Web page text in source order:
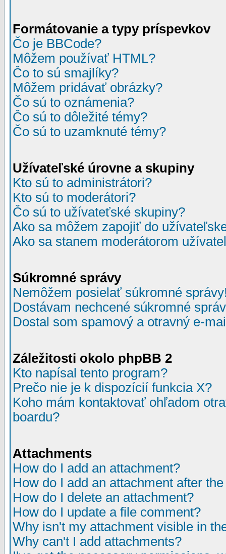
Formátovanie a typy príspevkov
Čo je BBCode?
Môžem používať HTML?
Čo to sú smajlíky?
Môžem pridávať obrázky?
Čo sú to oznámenia?
Čo sú to dôležité témy?
Čo sú to uzamknuté témy?
Užívateľské úrovne a skupiny
Kto sú to administrátori?
Kto sú to moderátori?
Čo sú to užívateťské skupiny?
Ako sa môžem zapojiť do
Ako sa stanem moderátorom
Súkromné správy
Nemôžem posielať súkromné
Dostávam nechcené súkromné
Dostal som spamový a otravný e-
Záležitosti okolo phpBB 2
Kto napísal tento program?
Prečo nie je k dispozícií funkcia X?
Koho mám kontaktovať ohľadom
boardu?
Attachments
How do I add an attachment?
How do I add an attachment after
How do I delete an attachment?
How do I update a file comment?
Why isn't my attachment visible in
Why can't I add attachments?